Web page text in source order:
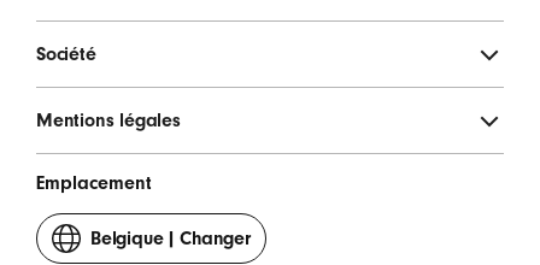
Société
Mentions légales
Emplacement
Belgique | Changer
votre